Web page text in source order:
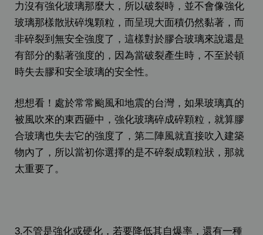
力沒有強化玻璃那麼大，所以破裂時，並不會像強化
玻璃那樣散狀碎塊顆粒，而呈現大面積仍然黏著，而
非碎裂到無安全強度了，這樣對於膠合玻璃來說還是
有部分的黏著強度的，因為當破裂產生時，不至於頓
時失去膠和安全玻璃的安全性。
想想看！處於常常颱風和地震的台灣，如果玻璃真的
被風吹來的東西砸中，強化玻璃碎成碎顆粒，就算膠
合玻璃也失去它的強度了，第二陣風就直接吹入建築
物內了，所以當初你選擇的是不碎裂成顆粒狀，那就
太重要了。
3.不管是強化或硬化，若要降低其自爆率，還有一種